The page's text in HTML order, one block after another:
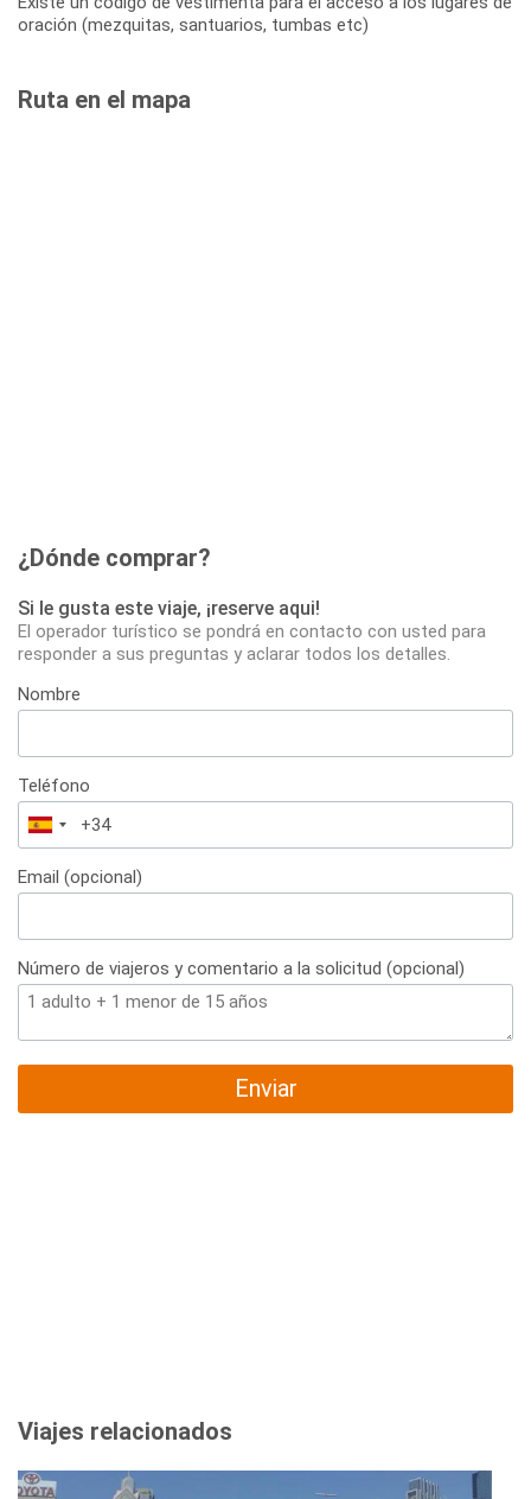
oración (mezquitas, santuarios, tumbas etc)
Ruta en el mapa
¿Dónde comprar?
Si le gusta este viaje, ¡reserve aqui!
El operador turístico se pondrá en contacto con usted para
responder a sus preguntas y aclarar todos los detalles.
Nombre
Teléfono
España
+34
Email (opcional)
Número de viajeros y comentario a la solicitud (opcional)
Enviar
Viajes relacionados